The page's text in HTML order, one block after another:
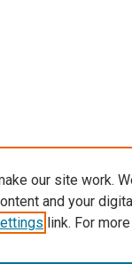
our site work.
and your
link. For